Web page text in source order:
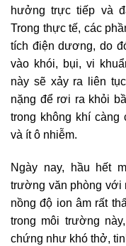
hưởng trực tiếp và
Trong thực tế, các
tích điện dương, do
vào khói, bụi, vi
này sẽ xảy ra liên
nặng để rơi ra khỏi
trong không khí càng
và ít ô nhiễm.
Ngày nay, hầu hết
trường văn phòng với
nồng độ ion âm rất
trong môi trường
chứng như khó thở,